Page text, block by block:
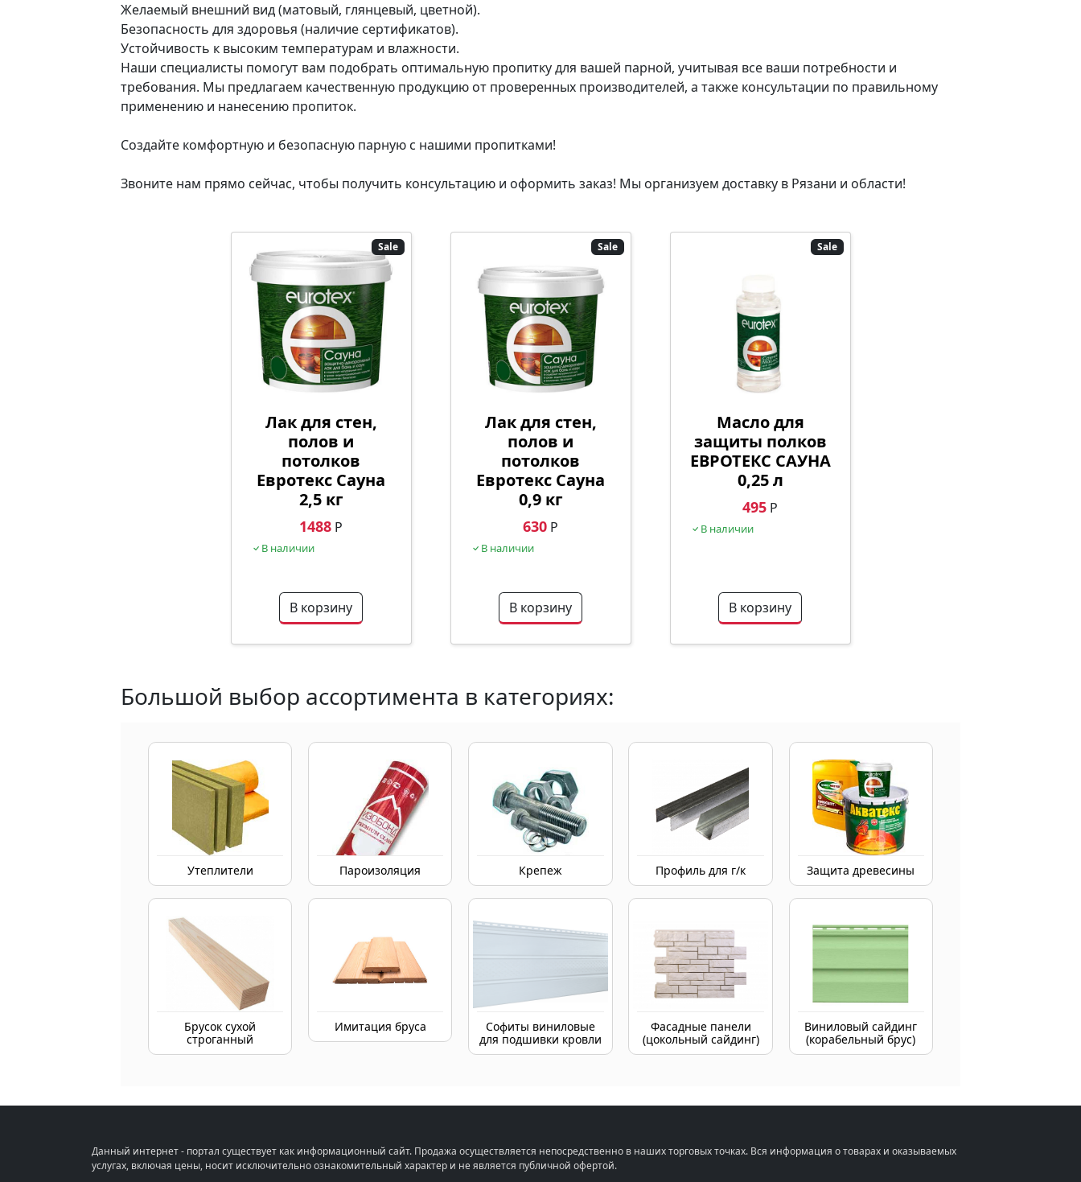
Желаемый внешний вид (матовый, глянцевый, цветной).
Безопасность для здоровья (наличие сертификатов).
Устойчивость к высоким температурам и влажности.
Наши специалисты помогут вам подобрать оптимальную пропитку для вашей парной, учитывая все ваши потребности и
требования. Мы предлагаем качественную продукцию от проверенных производителей, а также консультации по правильному
применению и нанесению пропиток.
Создайте комфортную и безопасную парную с нашими пропитками!
Звоните нам прямо сейчас, чтобы получить консультацию и оформить заказ! Мы организуем доставку в Рязани и области!
Sale
Лак для стен,
полов и
потолков
Евротекс Сауна
2,5 кг
1488 Р
В наличии
В корзину
Sale
Лак для стен,
полов и
потолков
Евротекс Сауна
0,9 кг
630 Р
В наличии
В корзину
Sale
Масло для
защиты полков
ЕВРОТЕКС САУНА
0,25 л
495 Р
В наличии
В корзину
Большой выбор ассортимента в категориях:
Утеплители Пароизоляция Крепеж Профиль для г/к Защита древесины
Брусок сухой
строганный
Имитация бруса
Софиты виниловые
для подшивки кровли
Фасадные панели
(цокольный сайдинг)
Виниловый сайдинг
(корабельный брус)
Данный интернет - портал существует как информационный сайт. Продажа осуществляется непосредственно в наших торговых точках. Вся информация о товарах и оказываемых
услугах, включая цены, носит исключительно ознакомительный характер и не является публичной офертой.